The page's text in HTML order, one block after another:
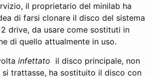
il proprietario del minilab ha
di farsi clonare il disco del sistema
drive, da usare come sostituti in
di quello attualmente in uso.
infettato il disco principale, non
trattasse, ha sostituito il disco con